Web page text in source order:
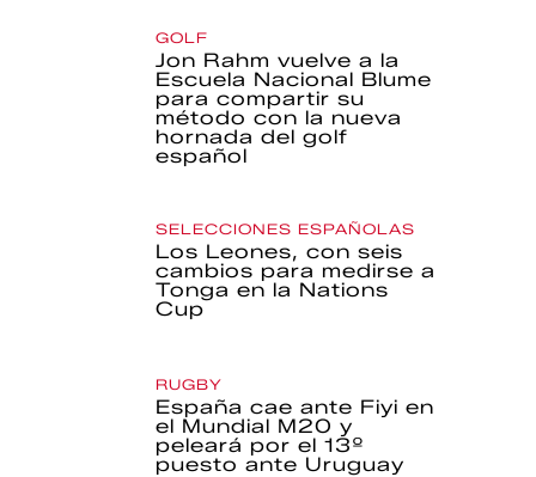
GOLF
Jon Rahm vuelve a la
Escuela Nacional Blume
para compartir su
método con la nueva
hornada del golf
español
SELECCIONES ESPAÑOLAS
Los Leones, con seis
cambios para medirse a
Tonga en la Nations
Cup
RUGBY
España cae ante Fiyi en
el Mundial M20 y
peleará por el 13º
puesto ante Uruguay